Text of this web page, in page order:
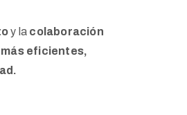
y la colaboración
eficientes,